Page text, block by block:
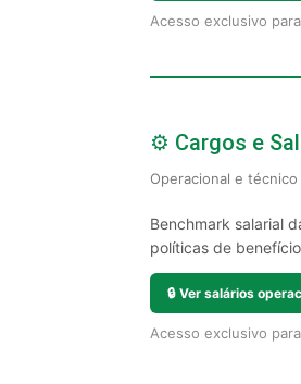
Acesso exclusivo
⚙️ Cargos e
Operacional e técnico
Benchmark salarial
políticas de
🔒 Ver salários
Acesso exclusivo